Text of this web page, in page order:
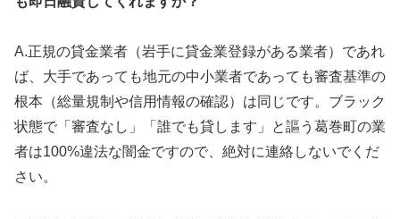
A.正規の貸金業者（岩手に貸金業登録がある業者）であれ
ば、大手であっても地元の中小業者であっても審査基準の
根本（総量規制や信用情報の確認）は同じです。ブラック
状態で「審査なし」「誰でも貸します」と謳う葛巻町の業
者は100%違法な闇金ですので、絶対に連絡しないでくだ
さい。